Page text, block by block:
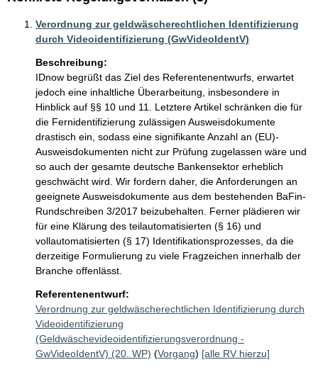
Verordnung zur geldwäscherechtlichen Identifizierung
durch Videoidentifizierung (GwVideoIdentV)
Beschreibung:
IDnow begrüßt das Ziel des Referentenentwurfs, erwartet
jedoch eine inhaltliche Überarbeitung, insbesondere in
Hinblick auf §§ 10 und 11. Letztere Artikel schränken die für
die Fernidentifizierung zulässigen Ausweisdokumente
drastisch ein, sodass eine signifikante Anzahl an (EU)-
Ausweisdokumenten nicht zur Prüfung zugelassen wäre und
so auch der gesamte deutsche Bankensektor erheblich
geschwächt wird. Wir fordern daher, die Anforderungen an
geeignete Ausweisdokumente aus dem bestehenden BaFin-
Rundschreiben 3/2017 beizubehalten. Ferner plädieren wir
für eine Klärung des teilautomatisierten (§ 16) und
vollautomatisierten (§ 17) Identifikationsprozesses, da die
derzeitige Formulierung zu viele Fragzeichen innerhalb der
Branche offenlässt.
Referentenentwurf:
Verordnung zur geldwäscherechtlichen Identifizierung durch
Videoidentifizierung
(Geldwäschevideoidentifizierungsverordnung -
GwVideoIdentV) (20. WP) (Vorgang) [alle RV hierzu]